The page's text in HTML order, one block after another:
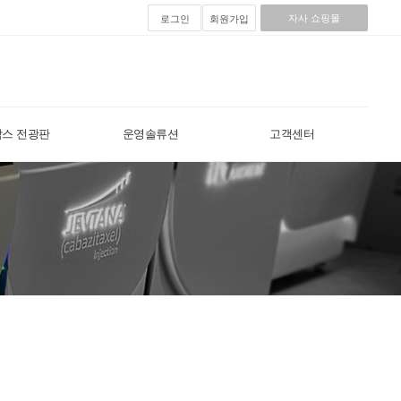
로그인 회원가입 자사 쇼핑몰
전광판 운영솔류션 고객센터